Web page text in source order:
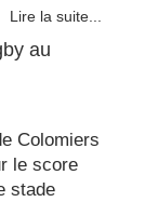
Lire la suite...
au
Colomiers
le score
stade